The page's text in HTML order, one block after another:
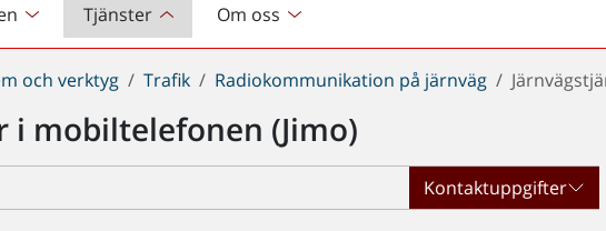
Tjänster Om oss
och verktyg Trafik Radiokommunikation på järnväg
i mobiltelefonen (Jimo)
Kontaktuppgifter